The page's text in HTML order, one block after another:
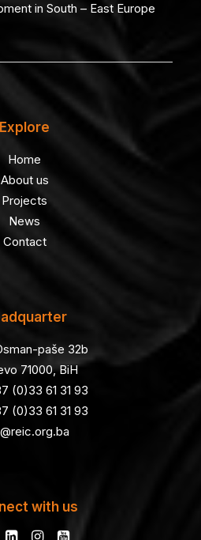
in South – East Europe
Explore
Home
About us
Projects
News
Contact
paše 32b
71000, BiH
(0)33 61 31 93
(0)33 61 31 93
with us